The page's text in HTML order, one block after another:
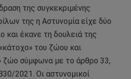
της συγκεκριμένης
της η Αστυνομία είχε δύο
και έκανε τη δουλειά της
του ζώου και
ζώο σύμφωνα με το άρθρο 33,
2021. Οι αστυνομικοί